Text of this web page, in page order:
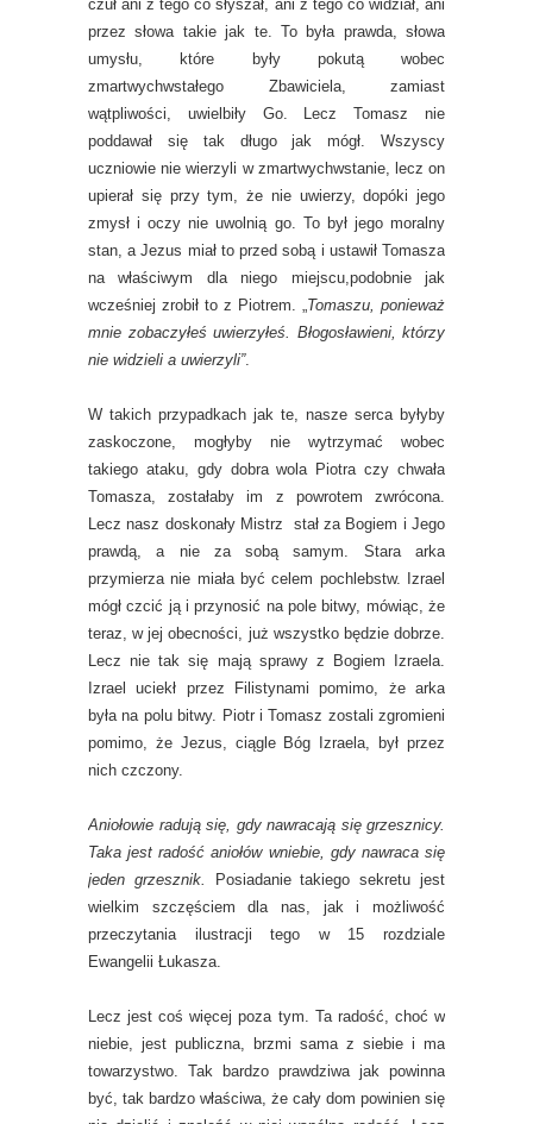
czuł ani z tego co słyszał, ani z tego co widział, ani
przez słowa takie jak te. To była prawda, słowa
umysłu, które były pokutą wobec
zmartwychwstałego Zbawiciela, zamiast
wątpliwości, uwielbiły Go. Lecz Tomasz nie
poddawał się tak długo jak mógł. Wszyscy
uczniowie nie wierzyli w zmartwychwstanie, lecz on
upierał się przy tym, że nie uwierzy, dopóki jego
zmysł i oczy nie uwolnią go. To był jego moralny
stan, a Jezus miał to przed sobą i ustawił Tomasza
na właściwym dla niego miejscu,podobnie jak
wcześniej zrobił to z Piotrem. „Tomaszu, ponieważ
mnie zobaczyłeś uwierzyłeś. Błogosławieni, którzy
nie widzieli a uwierzyli”.
W takich przypadkach jak te, nasze serca byłyby
zaskoczone, mogłyby nie wytrzymać wobec
takiego ataku, gdy dobra wola Piotra czy chwała
Tomasza, zostałaby im z powrotem zwrócona.
Lecz nasz doskonały Mistrz stał za Bogiem i Jego
prawdą, a nie za sobą samym. Stara arka
przymierza nie miała być celem pochlebstw. Izrael
mógł czcić ją i przynosić na pole bitwy, mówiąc, że
teraz, w jej obecności, już wszystko będzie dobrze.
Lecz nie tak się mają sprawy z Bogiem Izraela.
Izrael uciekł przez Filistynami pomimo, że arka
była na polu bitwy. Piotr i Tomasz zostali zgromieni
pomimo, że Jezus, ciągle Bóg Izraela, był przez
nich czczony.
Aniołowie radują się, gdy nawracają się grzesznicy.
Taka jest radość aniołów wniebie, gdy nawraca się
jeden grzesznik.
Posiadanie takiego sekretu jest
wielkim szczęściem dla nas, jak i możliwość
przeczytania ilustracji tego w 15 rozdziale
Ewangelii Łukasza.
Lecz jest coś więcej poza tym. Ta radość, choć w
niebie, jest publiczna, brzmi sama z siebie i ma
towarzystwo. Tak bardzo prawdziwa jak powinna
być, tak bardzo właściwa, że cały dom powinien się